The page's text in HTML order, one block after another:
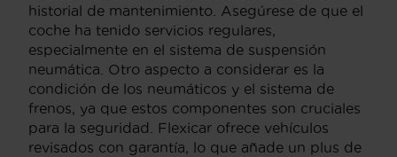
historial de mantenimiento. Asegúrese de que el
coche ha tenido servicios regulares,
especialmente en el sistema de suspensión
neumática. Otro aspecto a considerar es la
condición de los neumáticos y el sistema de
frenos, ya que estos componentes son cruciales
para la seguridad. Flexicar ofrece vehículos
revisados con garantía, lo que añade un plus de